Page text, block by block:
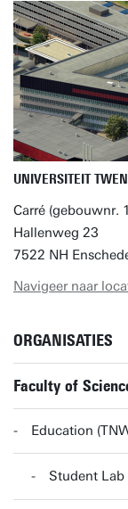
UNIVERSITEIT
Carré (gebouwnr.
Hallenweg 23
7522 NH
Navigeer naar
ORGANISATIES
Faculty of
Education
Student Lab